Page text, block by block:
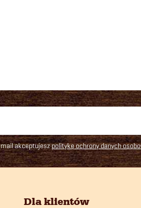
akceptujeszpolitykę ochrony danych
Dla klientów